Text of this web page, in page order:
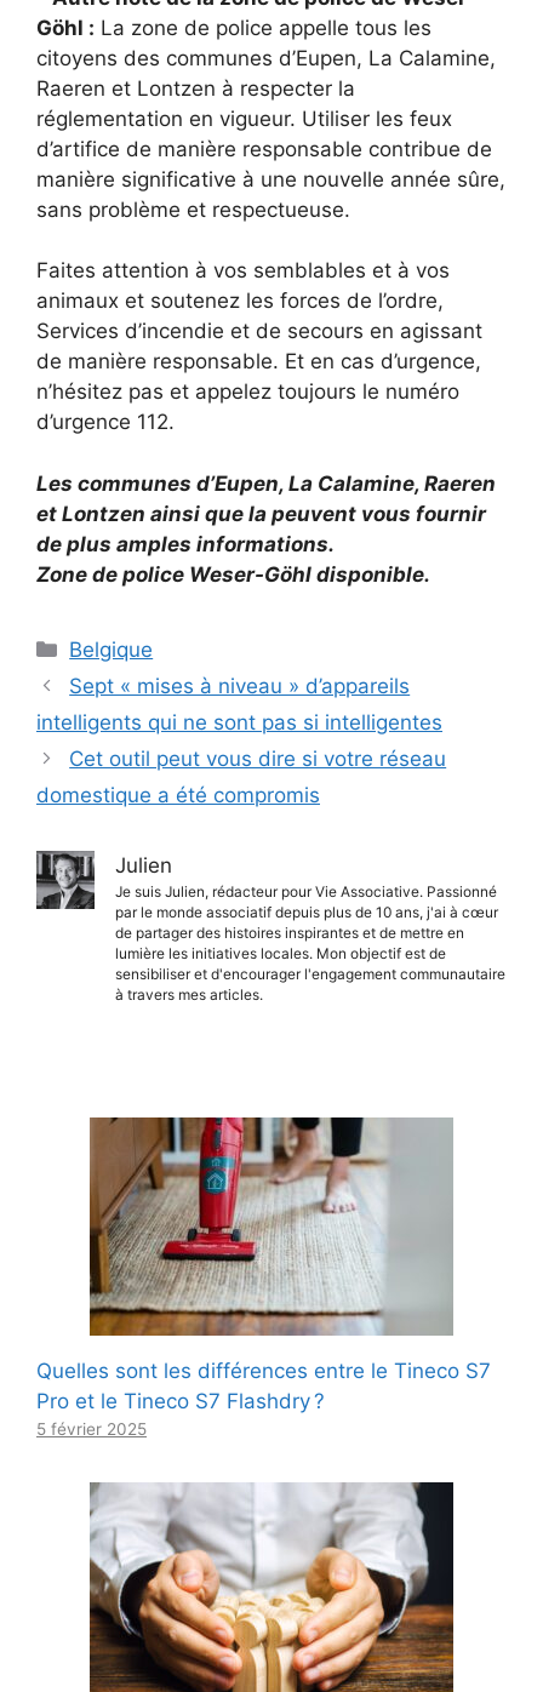
Göhl : La zone de police appelle tous les
citoyens des communes d’Eupen, La Calamine,
Raeren et Lontzen à respecter la
réglementation en vigueur. Utiliser les feux
d’artifice de manière responsable contribue de
manière significative à une nouvelle année sûre,
sans problème et respectueuse.
Faites attention à vos semblables et à vos
animaux et soutenez les forces de l’ordre,
Services d’incendie et de secours en agissant
de manière responsable. Et en cas d’urgence,
n’hésitez pas et appelez toujours le numéro
d’urgence 112.
Les communes d’Eupen, La Calamine, Raeren
et Lontzen ainsi que la peuvent vous fournir
de plus amples informations.
Zone de police Weser-Göhl disponible.
Catégories
Belgique
Sept « mises à niveau » d’appareils
intelligents qui ne sont pas si intelligentes
Cet outil peut vous dire si votre réseau
domestique a été compromis
Julien
Je suis Julien, rédacteur pour Vie Associative. Passionné
par le monde associatif depuis plus de 10 ans, j'ai à cœur
de partager des histoires inspirantes et de mettre en
lumière les initiatives locales. Mon objectif est de
sensibiliser et d'encourager l'engagement communautaire
à travers mes articles.
Quelles sont les différences entre le Tineco S7
Pro et le Tineco S7 Flashdry ?
5 février 2025